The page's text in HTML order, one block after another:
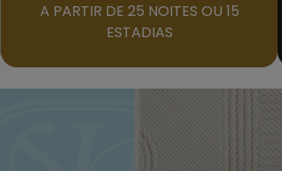
A PARTIR DE 25 NOITES OU 15
ESTADIAS